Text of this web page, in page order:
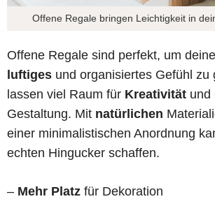
Offene Regale bringen Leichtigkeit in
Offene Regale sind perfekt, um
luftiges und organisiertes Gefühl zu
lassen viel Raum für Kreativität und
Gestaltung. Mit natürlichen
einer minimalistischen Anordnung
echten Hingucker schaffen.
– Mehr Platz für Dekoration